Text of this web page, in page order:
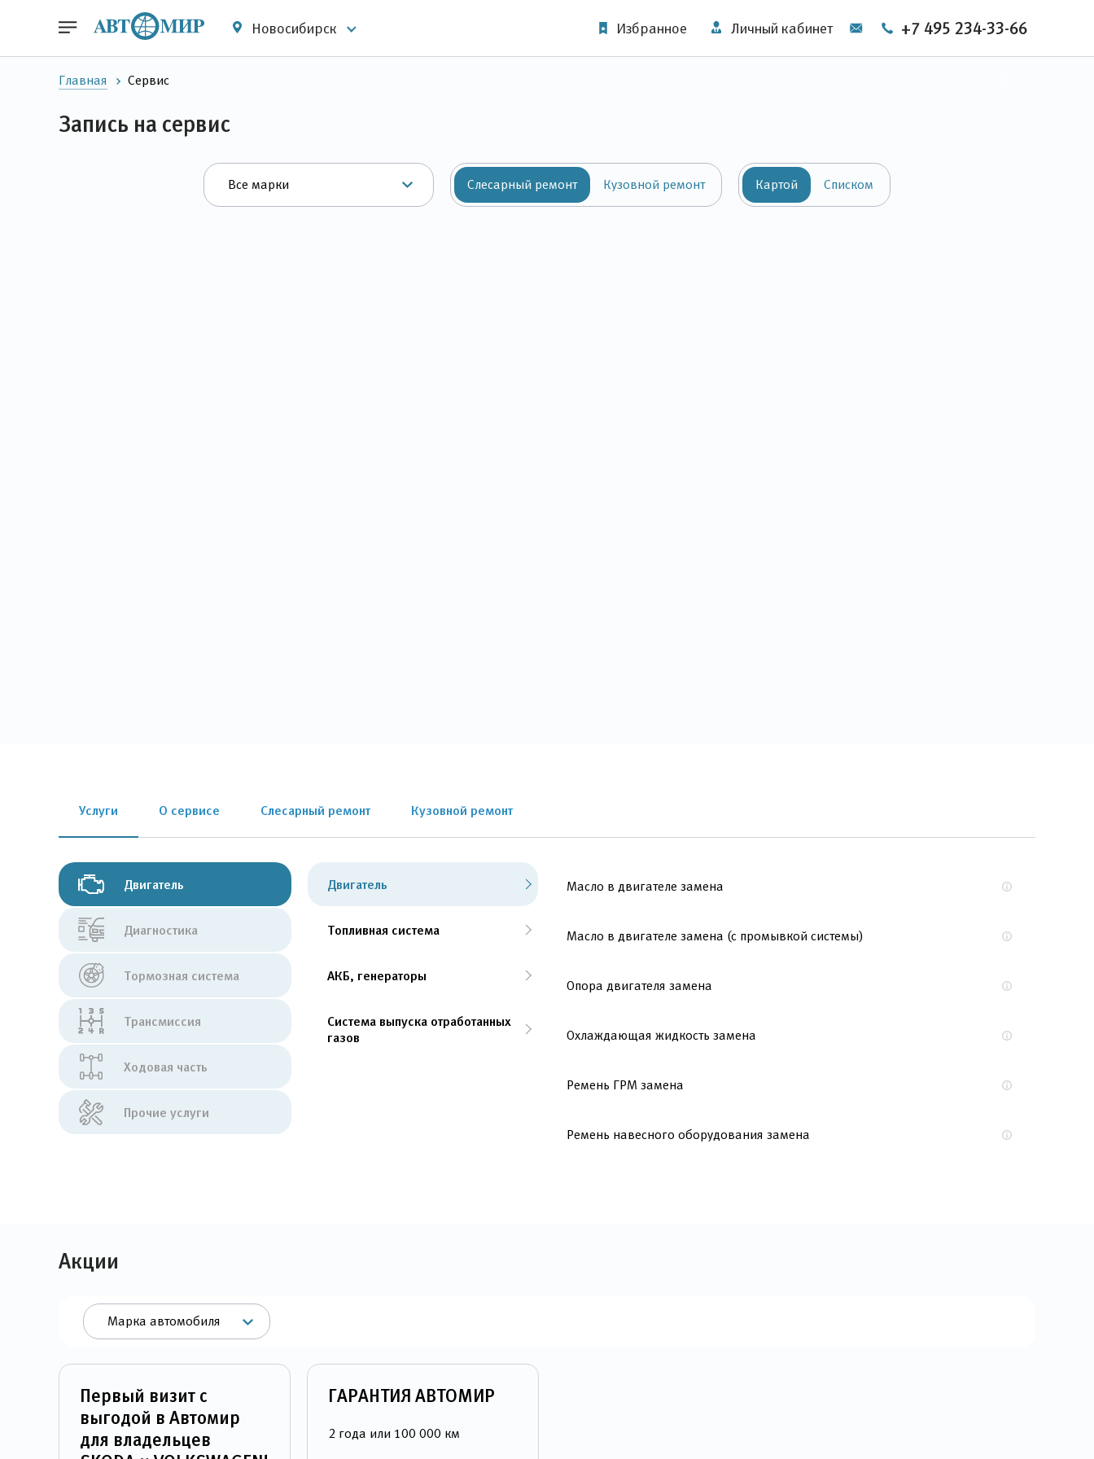
Новосибирск Избранное Личный кабинет +7 495 234-33-66
Главная Сервис
Запись на сервис
Все марки Слесарный ремонт Кузовной ремонт Картой Списком
Услуги О сервисе Слесарный ремонт Кузовной ремонт
Двигатель Двигатель Масло в двигателе замена
Масло в двигателе замена (с промывкой системы)
Опора двигателя замена
Охлаждающая жидкость замена
Ремень ГРМ замена
Ремень навесного оборудования замена
Топливная система
АКБ, генераторы
Система выпуска отработанных
газов
Диагностика
Тормозная система
Трансмиссия
Ходовая часть
Прочие услуги
Акции
Марка автомобиля
Первый визит с
выгодой в Автомир
для владельцев
ГАРАНТИЯ АВТОМИР
2 года или 100 000 км